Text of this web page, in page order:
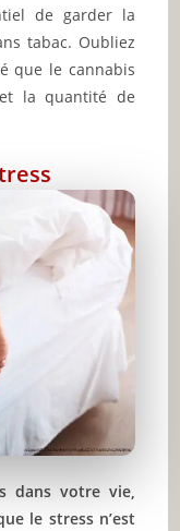
de garder la
tabac. Oubliez
que le cannabis
la quantité de
dans votre vie,
le stress n’est